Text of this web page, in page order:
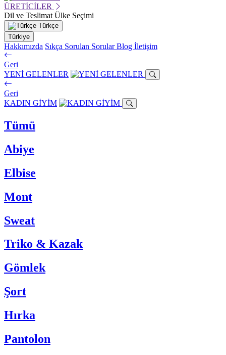
ÜRETİCİLER
Dil ve Teslimat Ülke Seçimi
Türkçe
Türkiye
Hakkımızda Sıkça Sorulan SorularBlog İletişim
Geri
YENİ GELENLER
Geri
KADIN GİYİM
Tümü
Abiye
Elbise
Mont
Sweat
Triko & Kazak
Gömlek
Şort
Hırka
Pantolon